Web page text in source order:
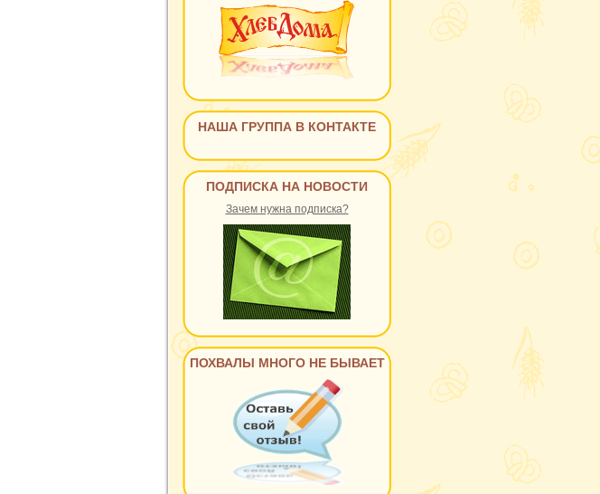
НАША ГРУППА В КОНТАКТЕ
ПОДПИСКА НА НОВОСТИ
Зачем нужна подписка?
ПОХВАЛЫ МНОГО НЕ БЫВАЕТ